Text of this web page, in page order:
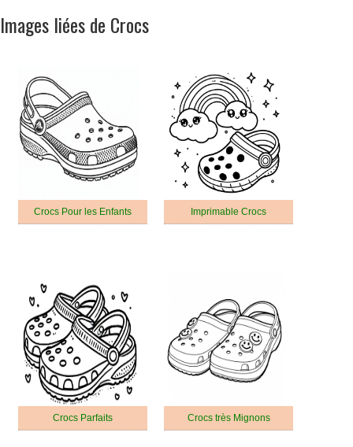
Images liées de Crocs
Crocs Pour les Enfants Imprimable Crocs
Crocs Parfaits Crocs très Mignons